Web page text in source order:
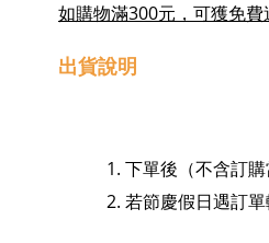
如購物滿300元，可獲免
出貨說明
下單後（不含訂
若節慶假日遇訂